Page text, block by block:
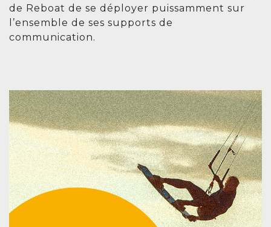
de Reboat de se déployer puissamment sur
l’ensemble de ses supports de
communication.